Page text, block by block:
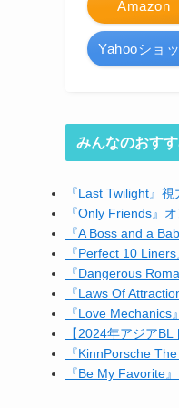
Amazon
Yahooショ
みんなのおす
『Last Twilight』視
『Only Friends』
『A Boss and a
『Perfect 10 Liners
『Dangerous
『Laws Of
『Love Mechanics
【2024年アジアBL
『KinnPorsche The
『Be My Favorite』